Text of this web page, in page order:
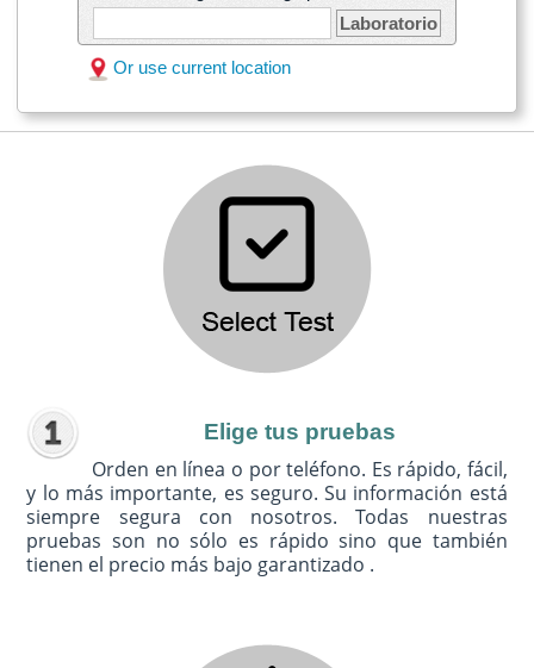
Laboratorio
Or use current location
Elige tus pruebas
Orden en línea o por teléfono. Es rápido, fácil,
y lo más importante, es seguro. Su información está
siempre segura con nosotros. Todas nuestras
pruebas son no sólo es rápido sino que también
tienen el precio más bajo garantizado .